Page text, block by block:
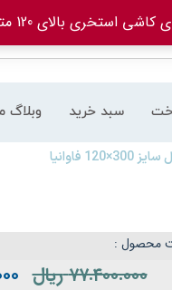
120 متر، شامل حمل رایگان میباشد.
سبد خرید وبلاگ
فاوانیا
محصول :
۷۷.۴۰۰.۰۰۰ریال